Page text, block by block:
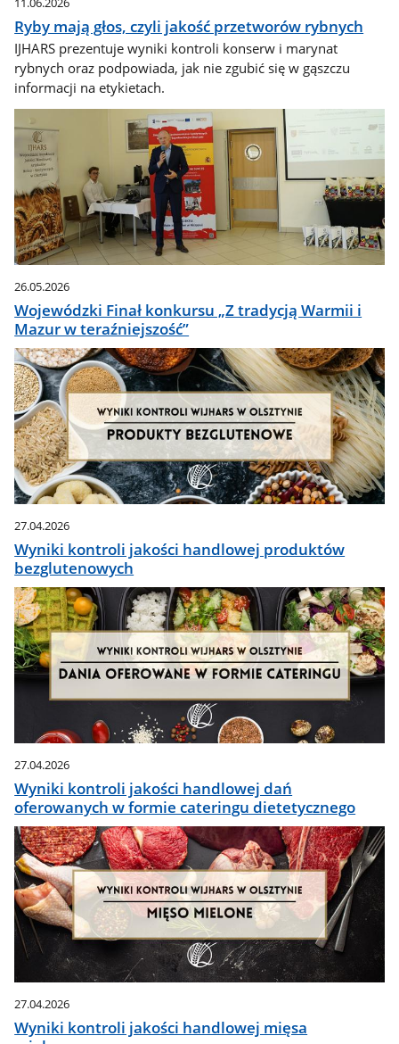
Ryby mają głos, czyli jakość przetworów rybnych
IJHARS prezentuje wyniki kontroli konserw i marynat
rybnych oraz podpowiada, jak nie zgubić się w gąszczu
informacji na etykietach.
26.05.2026
Wojewódzki Finał konkursu „Z tradycją Warmii i
Mazur w teraźniejszość”
27.04.2026
Wyniki kontroli jakości handlowej produktów
bezglutenowych
27.04.2026
Wyniki kontroli jakości handlowej dań
oferowanych w formie cateringu dietetycznego
27.04.2026
Wyniki kontroli jakości handlowej mięsa